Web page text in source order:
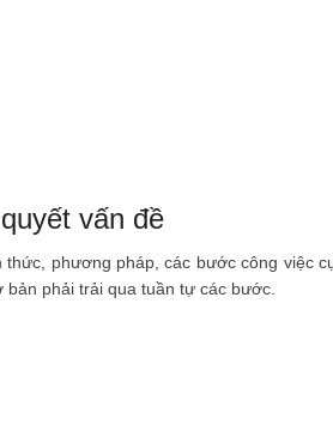
vấn đề
phương pháp, các bước công việc
phải trải qua tuần tự các bước.